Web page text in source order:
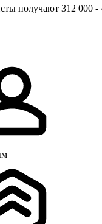
получают 312 000 -